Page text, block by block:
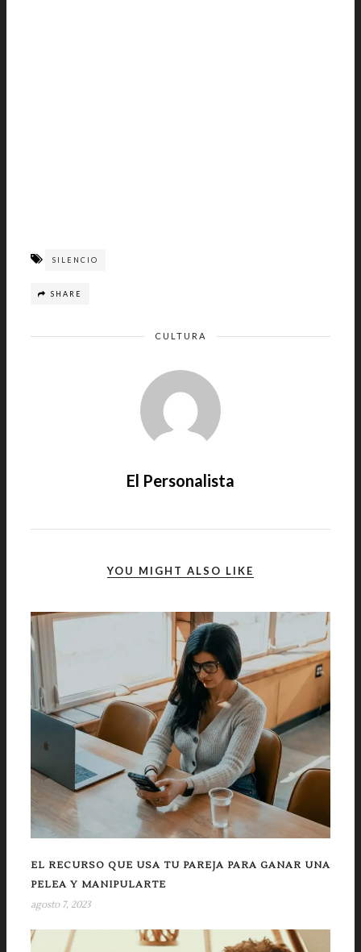
SILENCIO
SHARE
CULTURA
El Personalista
YOU MIGHT ALSO LIKE
EL RECURSO QUE USA TU PAREJA PARA GANAR UNA
PELEA Y MANIPULARTE
agosto 7, 2023